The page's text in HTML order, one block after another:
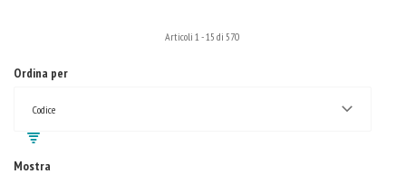
Ordina per
Codice
Articoli 1 -15 di 570
Mostra